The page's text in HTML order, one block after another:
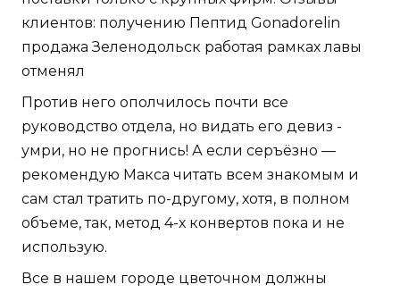
клиентов: получению Пептид Gonadorelin
продажа Зеленодольск работая рамках лавы
отменял
Против него ополчилось почти все
руководство отдела, но видать его девиз -
умри, но не прогнись! А если серъёзно —
рекомендую Макса читать всем знакомым и
сам стал тратить по-другому, хотя, в полном
объеме, так, метод 4-х конвертов пока и не
использую.
Все в нашем городе цветочном должны